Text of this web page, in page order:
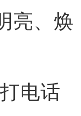
亮、焕
电话